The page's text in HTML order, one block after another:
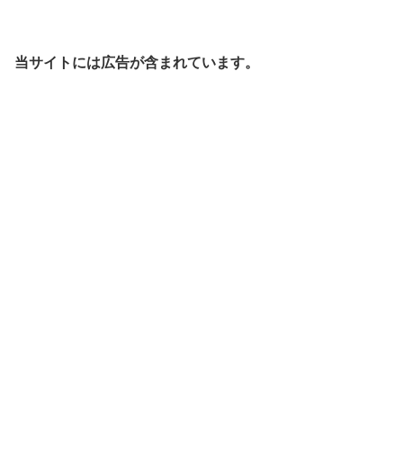
当サイトには広告が含まれています。